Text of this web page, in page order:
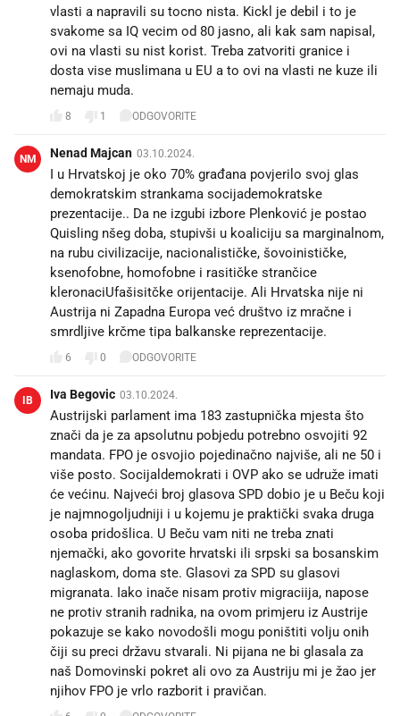
vlasti a napravili su tocno nista. Kickl je debil i to je
svakome sa IQ vecim od 80 jasno, ali kak sam napisal,
ovi na vlasti su nist korist. Treba zatvoriti granice i
dosta vise muslimana u EU a to ovi na vlasti ne kuze ili
nemaju muda.
8 1 ODGOVORITE
NM Nenad Majcan 03.10.2024.
I u Hrvatskoj je oko 70% građana povjerilo svoj glas
demokratskim strankama socijademokratske
prezentacije.. Da ne izgubi izbore Plenković je postao
Quisling nšeg doba, stupivši u koaliciju sa marginalnom,
na rubu civilizacije, nacionalističke, šovoinističke,
ksenofobne, homofobne i rasitičke strančice
kleronaciUfašisitčke orijentacije. Ali Hrvatska nije ni
Austrija ni Zapadna Europa već društvo iz mračne i
smrdljive krčme tipa balkanske reprezentacije.
6 0 ODGOVORITE
IB Iva Begovic 03.10.2024.
Austrijski parlament ima 183 zastupnička mjesta što
znači da je za apsolutnu pobjedu potrebno osvojiti 92
mandata. FPO je osvojio pojedinačno najviše, ali ne 50 i
više posto. Socijaldemokrati i OVP ako se udruže imati
će većinu. Najveći broj glasova SPD dobio je u Beču koji
je najmnogoljudniji i u kojemu je praktički svaka druga
osoba pridošlica. U Beču vam niti ne treba znati
njemački, ako govorite hrvatski ili srpski sa bosanskim
naglaskom, doma ste. Glasovi za SPD su glasovi
migranata. Iako inače nisam protiv migraciija, napose
ne protiv stranih radnika, na ovom primjeru iz Austrije
pokazuje se kako novodošli mogu poništiti volju onih
čiji su preci državu stvarali. Ni pijana ne bi glasala za
naš Domovinski pokret ali ovo za Austriju mi je žao jer
njihov FPO je vrlo razborit i pravičan.